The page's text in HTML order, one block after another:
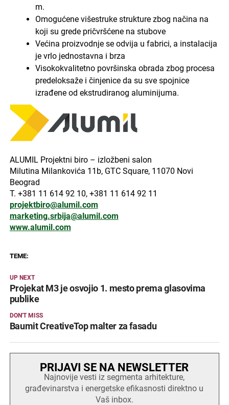
m.
Omogućene višestruke strukture zbog načina na
koji su grede pričvršćene na stubove
Većina proizvodnje se odvija u fabrici, a instalacija
je vrlo jednostavna i brza
Visokokvalitetno površinska obrada zbog procesa
predeloksaže i činjenice da su sve spojnice
izrađene od ekstrudiranog aluminijuma.
ALUMIL Projektni biro – izložbeni salon
Milutina Milankovića 11b, GTC Square, 11070 Novi
Beograd
T. +381 11 614 92 10, +381 11 614 92 11
projektbiro@alumil.com
marketing.srbija@alumil.com
www.alumil.com
TEME:
UP NEXT
Projekat M3 je osvojio 1. mesto prema glasovima
publike
DON'T MISS
Baumit CreativeTop malter za fasadu
PRIJAVI SE NA NEWSLETTER
Najnovije vesti iz segmenta arhitekture,
građevinarstva i energetske efikasnosti direktno u
Vaš inbox.